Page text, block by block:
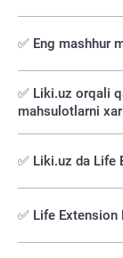
✅ Eng mashhur
✅️ Liki.uz orqali
mahsulotlarni
✅ Liki.uz da Life
✅ Life